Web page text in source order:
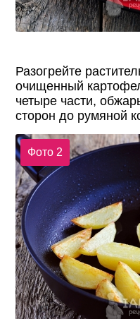
Разогрейте
очищенный
четыре части,
сторон до румяной
Фото 2